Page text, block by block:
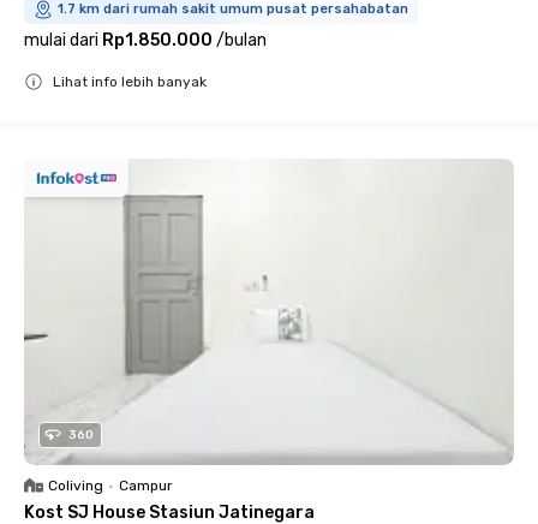
1.7 km dari rumah sakit umum pusat persahabatan
mulai dari Rp1.850.000 /bulan
Lihat info lebih banyak
360
Coliving • Campur
Kost SJ House Stasiun Jatinegara